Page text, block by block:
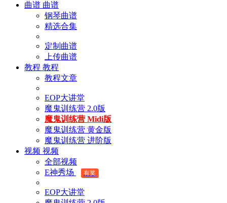
曲谱 曲谱
钢琴曲谱
精选合集
定制曲谱
上传曲谱
教程 教程
教程文章
EOP大讲堂
魔鬼训练营 2.0版
魔鬼训练营 Midi版
魔鬼训练营 黄金版
魔鬼训练营 进阶版
视频 视频
全部视频
E神秀场
有奖
EOP大讲堂